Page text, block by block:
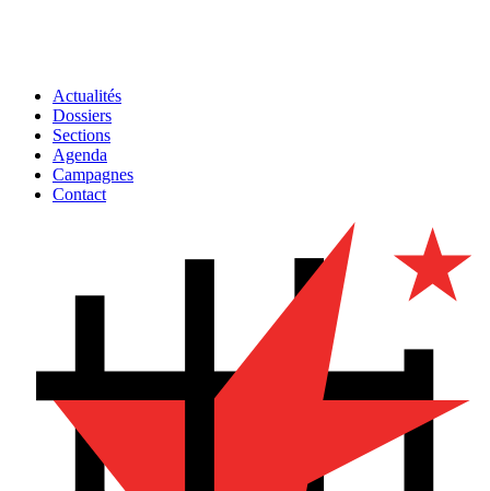
Actualités
Dossiers
Sections
Agenda
Campagnes
Contact